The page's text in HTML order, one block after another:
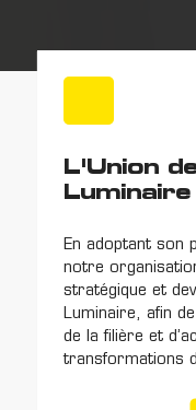
L'Union
Luminaire
En adoptant son
notre
stratégique et
Luminaire, afin
de la filière et
transformations